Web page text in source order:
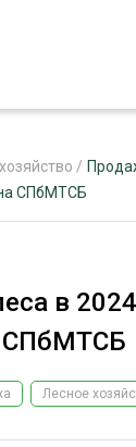
/
СПбМТСБ
в
СПбМТСБ
Лесное